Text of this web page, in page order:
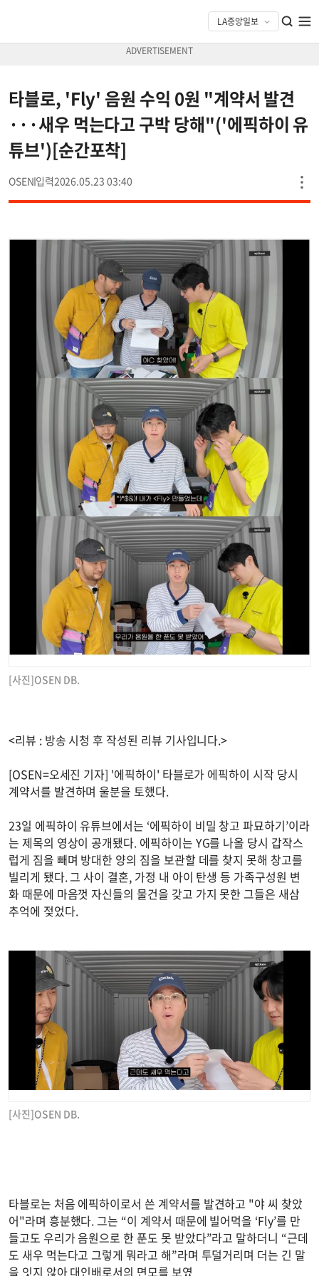
타블로, 'Fly' 음원 수익 0원 "계약서 발견
···새우 먹는다고 구박 당해"('에픽하이 유
튜브')[순간포착]
OSEN 2026.05.23 03:40
[사진]OSEN DB.
<리뷰 : 방송 시청 후 작성된 리뷰 기사입니다.>
[OSEN=오세진 기자] '에픽하이' 타블로가 에픽하이 시작 당시
계약서를 발견하며 울분을 토했다.
23일 에픽하이 유튜브에서는 ‘에픽하이 비밀 창고 파묘하기’이라
는 제목의 영상이 공개됐다. 에픽하이는 YG를 나올 당시 갑작스
럽게 짐을 빼며 방대한 양의 짐을 보관할 데를 찾지 못해 창고를
빌리게 됐다. 그 사이 결혼, 가정 내 아이 탄생 등 가족구성원 변
화 때문에 마음껏 자신들의 물건을 갖고 가지 못한 그들은 새삼
추억에 젖었다.
[사진]OSEN DB.
타블로는 처음 에픽하이로서 쓴 계약서를 발견하고 "야 씨 찾았
어"라며 흥분했다. 그는 “이 계약서 때문에 빌어먹을 ‘Fly’를 만
들고도 우리가 음원으로 한 푼도 못 받았다”라고 말하더니 “근데
도 새우 먹는다고 그렇게 뭐라고 해”라며 투덜거리며 더는 긴 말
을 잇지 않아 대인배로서의 면모를 보였